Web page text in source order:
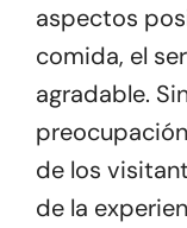
aspectos
comida, el
agradable.
de los
de la